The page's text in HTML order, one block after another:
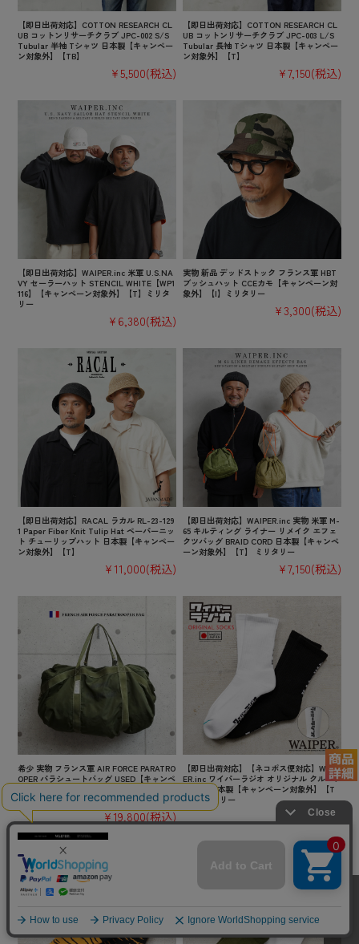
【即日出荷対応】COTTON RESEARCH CL
UB コットンリサーチクラブ JPC-002 S/S
Tubular 半袖 Tシャツ 日本製【キャンペー
ン対象外】【TB】
¥5,500(税込)
【即日出荷対応】COTTON RESEARCH CL
UB コットンリサーチクラブ JPC-003 L/S
Tubular 長袖 Tシャツ 日本製【キャンペー
ン対象外】【T】
¥7,150(税込)
【即日出荷対応】WAIPER.inc 米軍 U.S.NA
VY セーラーハット STENCIL WHITE【WP1
116】【キャンペーン対象外】【T】ミリタ
リー
¥6,380(税込)
実物 新品 デッドストック フランス軍 HBT
ブッシュハット CCEカモ【キャンペーン対
象外】【I】ミリタリー
¥3,300(税込)
【即日出荷対応】RACAL ラカル RL-23-129
1 Paper Fiber Knit Tulip Hat ペーパーニッ
ト チューリップハット 日本製【キャンペー
ン対象外】【T】
¥11,000(税込)
【即日出荷対応】WAIPER.inc 実物 米軍 M-
65 キルティング ライナー リメイク エフェ
クツバッグ BRAID CORD 日本製【キャンペ
ーン対象外】【T】 ミリタリー
¥7,150(税込)
希少 実物 フランス軍 AIR FORCE PARATRO
OPER パラシュートバッグ USED【キャンペ
出品【I】 古着
¥19,800(税込)
【即日出荷対応】【ネコポス便対応】WAIP
ER.inc ワイパーラジオ オリジナル クルーソ
ックス 日本製【キャンペーン対象外】【T
B】ミリタリー
¥1,980(税込)